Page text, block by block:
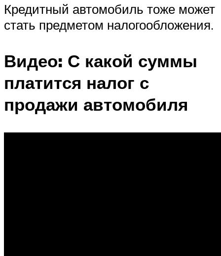
Кредитный автомобиль тоже может
стать предметом налогообложения.
Видео: С какой суммы
платится налог с
продажи автомобиля